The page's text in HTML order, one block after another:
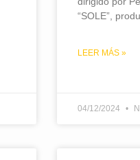
“SOLE”,
LEER MÁS »
04/12/2024